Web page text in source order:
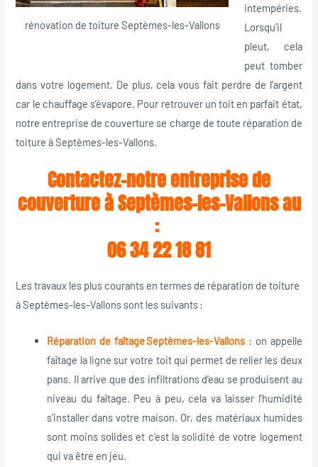
rénovation de toiture Septèmes-les-Vallons
intempéries.
Lorsqu’il
pleut, cela
peut tomber
dans votre logement. De plus, cela vous fait perdre de l’argent
car le chauffage s’évapore. Pour retrouver un toit en parfait état,
notre entreprise de couverture se charge de toute réparation de
toiture à Septèmes-les-Vallons.
Contactez-notre entreprise de
couverture à Septèmes-les-Vallons au
:
06 34 22 18 81
Les travaux les plus courants en termes de réparation de toiture
à Septèmes-les-Vallons sont les suivants :
Réparation de faîtageSeptèmes-les-Vallons : on appelle
faîtage la ligne sur votre toit qui permet de relier les deux
pans. Il arrive que des infiltrations d’eau se produisent au
niveau du faîtage. Peu à peu, cela va laisser l’humidité
s’installer dans votre maison. Or, des matériaux humides
sont moins solides et c’est la solidité de votre logement
qui va être en jeu.